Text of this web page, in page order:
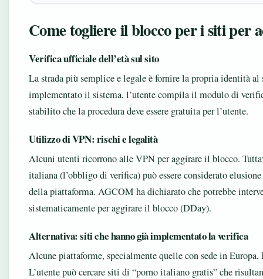
Come togliere il blocco per i siti per
Verifica ufficiale dell’età sul sito
La strada più semplice e legale è fornire la propria identità
implementato il sistema, l’utente compila il modulo di
stabilito che la procedura deve essere gratuita per l’utente.
Utilizzo di VPN: rischi e legalità
Alcuni utenti ricorrono alle VPN per aggirare il blocco.
italiana (l’obbligo di verifica) può essere considerato
della piattaforma. AGCOM ha dichiarato che potrebbe
sistematicamente per aggirare il blocco (DDay).
Alternativa: siti che hanno già implementato la verifica
Alcune piattaforme, specialmente quelle con sede in
L’utente può cercare siti di “porno italiano gratis” che